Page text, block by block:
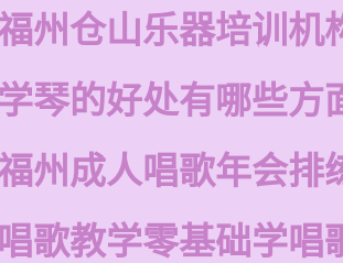
州仓山乐器培训机
学琴的好处有哪些方
州成人唱歌年会排
唱歌教学零基础学唱